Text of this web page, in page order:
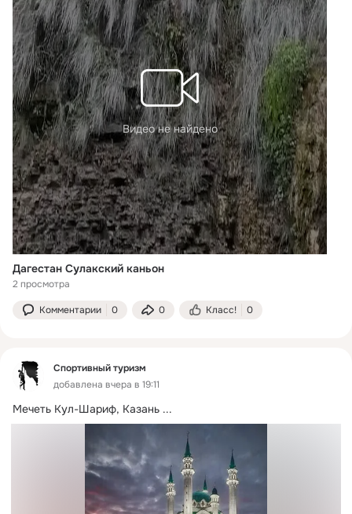
Видео не найдено
Дагестан Сулакский каньон
2 просмотра
Комментарии 0 0 Класс! 0
Спортивный туризм
добавлена вчера в 19:11
Мечеть Кул-Шариф, Казань ...